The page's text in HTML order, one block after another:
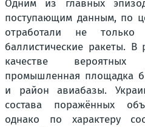
Одним из главных
поступающим данным, по
отработали не
баллистические ракеты. В
качестве
промышленная площадка
и район авиабазы.
состава поражённых
однако по характеру